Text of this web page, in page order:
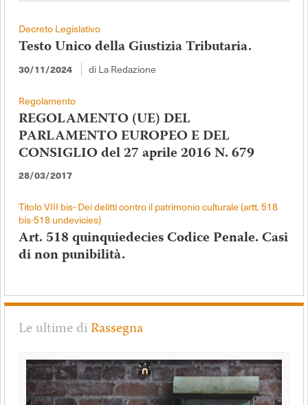
Decreto Legislativo
Testo Unico della Giustizia Tributaria.
30/11/2024 di La Redazione
Regolamento
REGOLAMENTO (UE) DEL
PARLAMENTO EUROPEO E DEL
CONSIGLIO del 27 aprile 2016 N. 679
28/03/2017
Titolo VIII bis- Dei delitti contro il patrimonio culturale (artt. 518
bis-518 undevicies)
Art. 518 quinquiedecies Codice Penale. Casi
di non punibilità.
Le ultime diRassegna